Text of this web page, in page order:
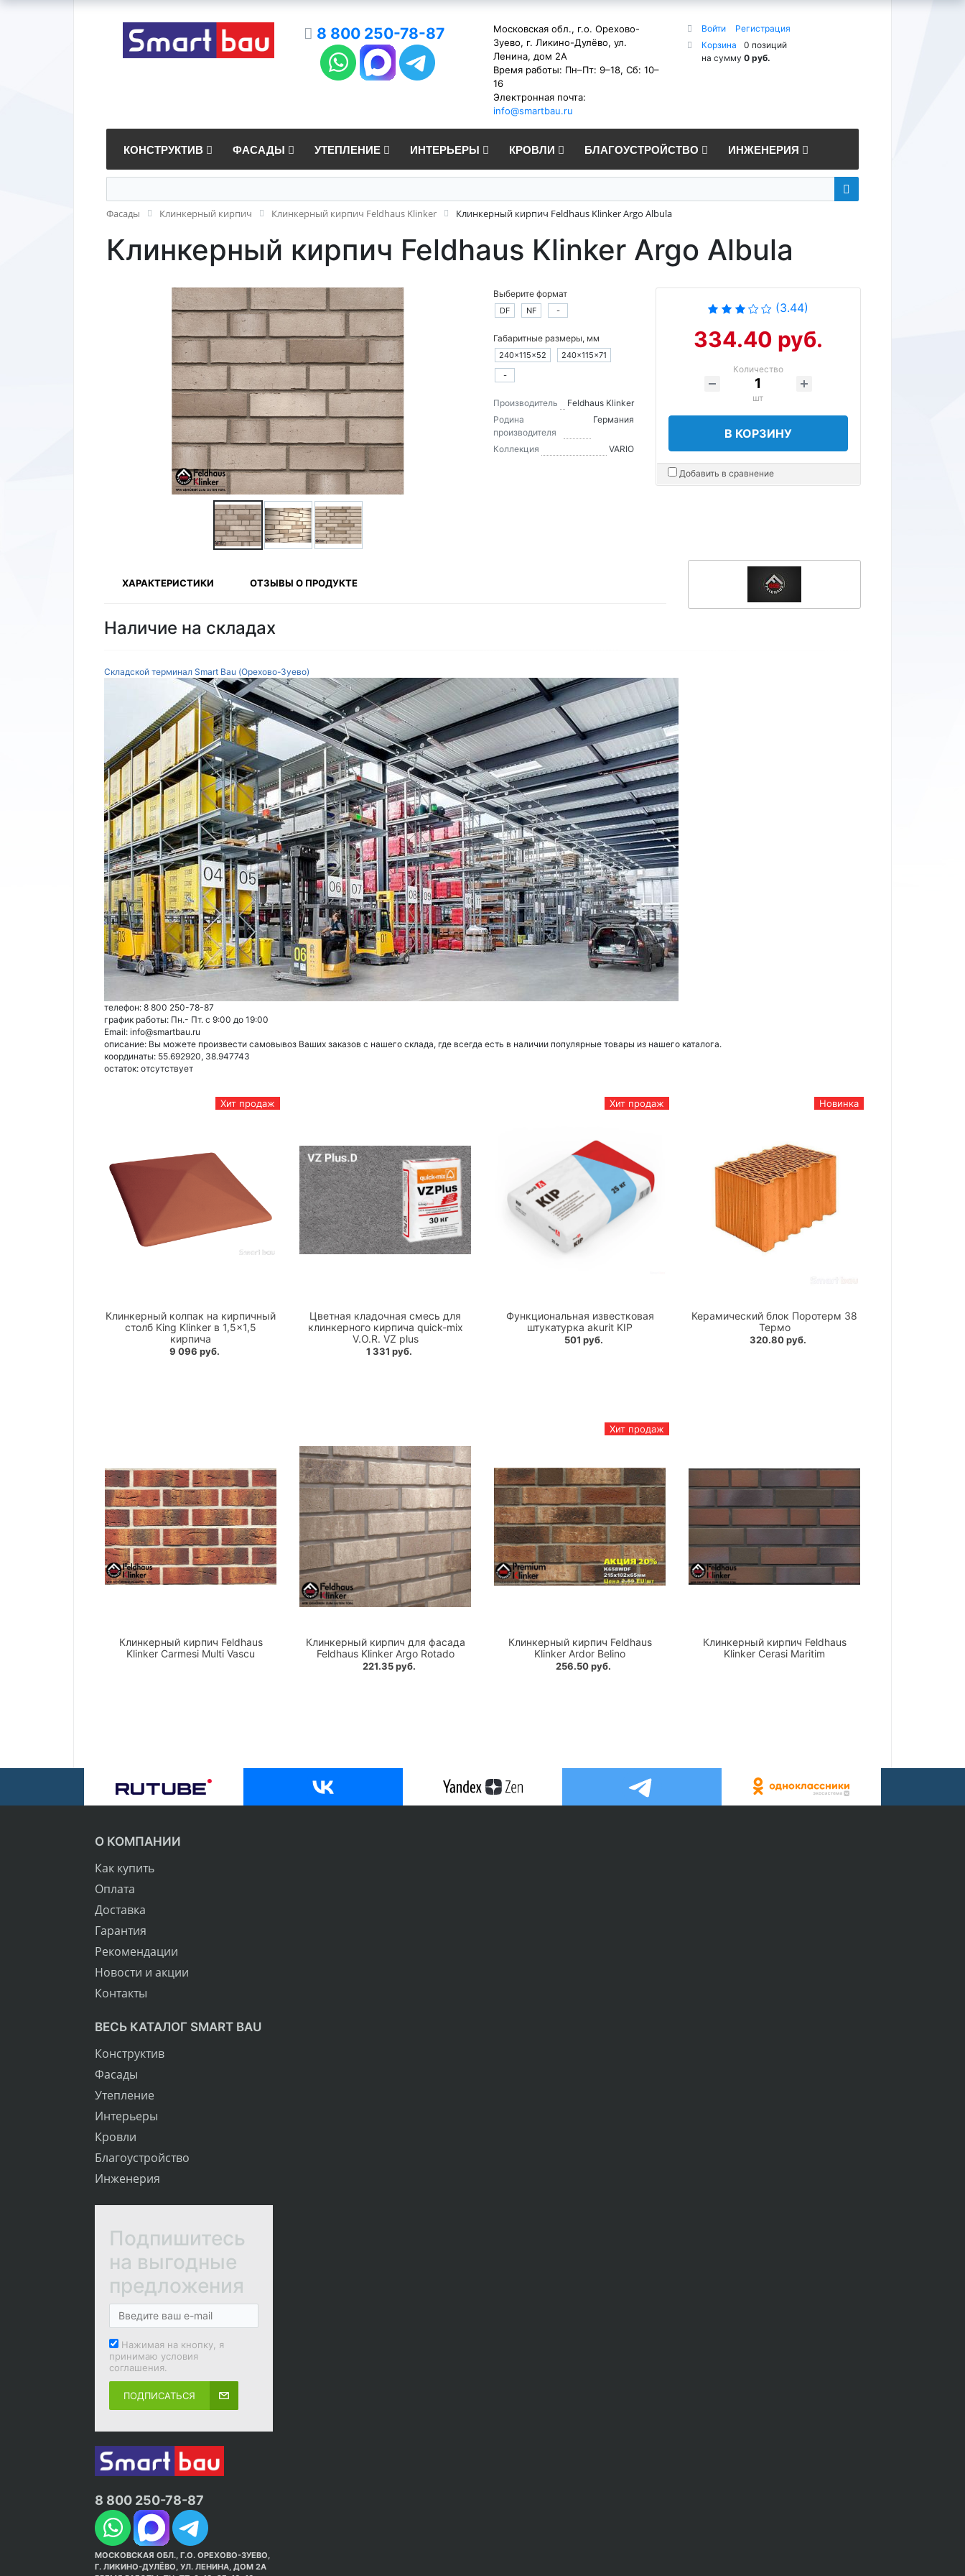
8 800 250-78-87
Московская обл., г.о. Орехово-
Зуево, г. Ликино-Дулёво, ул.
Ленина, дом 2А
Время работы: Пн–Пт: 9–18, Сб: 10–
16
Электронная почта:
info@smartbau.ru
Войти
Регистрация
Корзина
0 позиций
на сумму 0 руб.
КОНСТРУКТИВ ФАСАДЫ УТЕПЛЕНИЕ ИНТЕРЬЕРЫ КРОВЛИ БЛАГОУСТРОЙСТВО ИНЖЕНЕРИЯ
Фасады Клинкерный кирпич Клинкерный кирпич Feldhaus Klinker Клинкерный кирпич Feldhaus Klinker Argo Albula
Клинкерный кирпич Feldhaus Klinker Argo Albula
Выберите формат
DF NF -
Габаритные размеры, мм
240×115×52
240×115×71
-
Производитель
Feldhaus Klinker
Родина
производителя
Германия
Коллекция VARIO
(3.44)
334.40 руб.
Количество
шт
В КОРЗИНУ
Добавить в сравнение
ХАРАКТЕРИСТИКИ ОТЗЫВЫ О ПРОДУКТЕ
Наличие на складах
Складской терминал Smart Bau (Орехово-Зуево)
телефон: 8 800 250-78-87
график работы: Пн.- Пт. с 9:00 до 19:00
Email: info@smartbau.ru
описание: Вы можете произвести самовывоз Ваших заказов с нашего склада, где всегда есть в наличии популярные товары из нашего каталога.
координаты: 55.692920, 38.947743
остаток: отсутствует
Хит продаж
Клинкерный колпак на кирпичный
столб King Klinker в 1,5×1,5
кирпича
9 096 руб.
Цветная кладочная смесь для
клинкерного кирпича quick-mix
V.O.R. VZ plus
1 331 руб.
Хит продаж
Функциональная известковая
штукатурка akurit KIP
501 руб.
Новинка
Керамический блок Поротерм 38
Термо
320.80 руб.
Клинкерный кирпич Feldhaus
Klinker Carmesi Multi Vascu
Клинкерный кирпич для фасада
Feldhaus Klinker Argo Rotado
221.35 руб.
Хит продаж
Клинкерный кирпич Feldhaus
Klinker Ardor Belino
256.50 руб.
Клинкерный кирпич Feldhaus
Klinker Cerasi Maritim
О КОМПАНИИ
Как купить
Оплата
Доставка
Гарантия
Рекомендации
Новости и акции
Контакты
ВЕСЬ КАТАЛОГ SMART BAU
Конструктив
Фасады
Утепление
Интерьеры
Кровли
Благоустройство
Инженерия
Подпишитесь
на выгодные
предложения
Нажимая на кнопку, я
принимаю условия
соглашения.
ПОДПИСАТЬСЯ
8 800 250-78-87
МОСКОВСКАЯ ОБЛ., Г.О. ОРЕХОВО-ЗУЕВО,
Г. ЛИКИНО-ДУЛЁВО, УЛ. ЛЕНИНА, ДОМ 2А